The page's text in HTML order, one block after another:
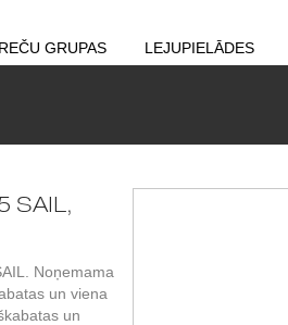
GRUPAS LEJUPIELĀDES
SAIL,
Noņemama
un viena
un